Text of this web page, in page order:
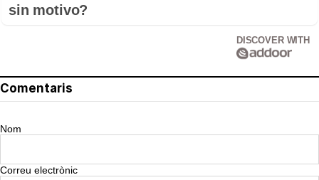
sin motivo?
DISCOVER WITH
Comentaris
Nom
Correu electrònic